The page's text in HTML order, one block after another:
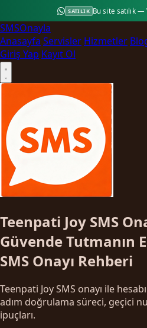
SATILIK Bu site satılık
SMSOnayla
Anasayfa Servisler Hizmetler
Giriş Yap Kayıt Ol
Teenpati Joy SMS
Güvende Tutmanın
SMS Onayı Rehberi
Teenpati Joy SMS onayı ile
adım doğrulama süreci, geçici
ipuçları.